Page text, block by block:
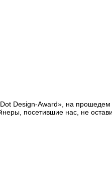
Design-Award», на
посетившие нас, не